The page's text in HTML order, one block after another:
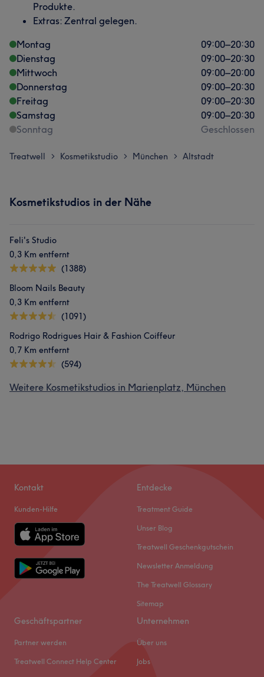
Produkte.
Extras: Zentral gelegen.
Montag
09:00–20:30
Dienstag
09:00–20:30
Mittwoch
09:00–20:00
Donnerstag
09:00–20:30
Freitag
09:00–20:30
Samstag
09:00–20:30
Sonntag
Geschlossen
Treatwell > Kosmetikstudio > München > Altstadt
Kosmetikstudios in der Nähe
Feli's Studio
0,3 Km entfernt
(1388)
Bloom Nails Beauty
0,3 Km entfernt
(1091)
Rodrigo Rodrigues Hair & Fashion Coiffeur
0,7 Km entfernt
(594)
Weitere Kosmetikstudios in Marienplatz, München
Kontakt
Kunden-Hilfe
Entdecke
Treatment Guide
Unser Blog
Treatwell Geschenkgutschein
Newsletter Anmeldung
The Treatwell Glossary
Sitemap
Geschäftspartner
Partner werden
Treatwell Connect Help Center
Unternehmen
Über uns
Jobs